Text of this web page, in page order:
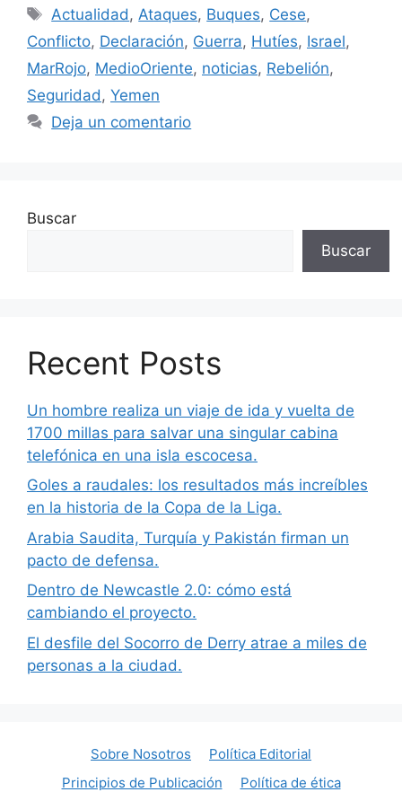
Etiquetas
Actualidad , Ataques, Buques, Cese,
Conflicto, Declaración, Guerra, Hutíes, Israel,
MarRojo, MedioOriente, noticias, Rebelión,
Seguridad , Yemen
Deja un comentario
Buscar
Buscar
Recent Posts
Un hombre realiza un viaje de ida y vuelta de
1700 millas para salvar una singular cabina
telefónica en una isla escocesa.
Goles a raudales: los resultados más increíbles
en la historia de la Copa de la Liga.
Arabia Saudita, Turquía y Pakistán firman un
pacto de defensa.
Dentro de Newcastle 2.0: cómo está
cambiando el proyecto.
El desfile del Socorro de Derry atrae a miles de
personas a la ciudad.
Sobre Nosotros
Política Editorial
Principios de Publicación
Política de ética